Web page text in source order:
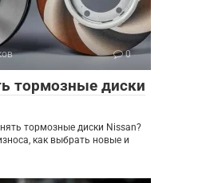
0
тормозные диски
тормозные диски Nissan?
как выбрать новые и